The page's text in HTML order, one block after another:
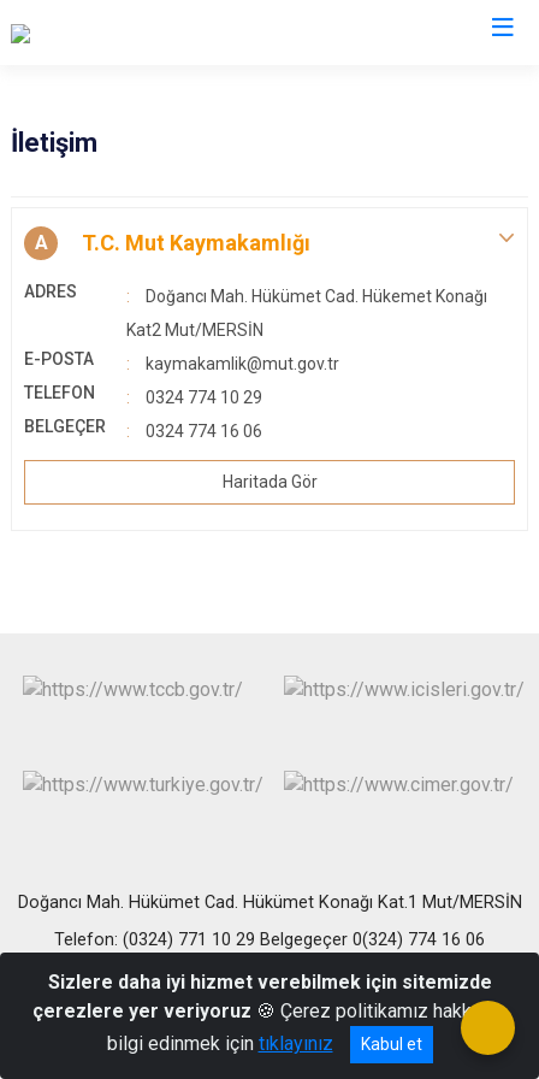
Aydıncık
Bozyazı
Çamlıyayla
Mut
Mezitli
Yenişehir
İletişim
A T.C. Mut Kaymakamlığı
ADRES
Doğancı Mah. Hükümet Cad. Hükemet Konağı
Kat2 Mut/MERSİN
E-POSTA
kaymakamlik@mut.gov.tr
TELEFON
0324 774 10 29
BELGEÇER
0324 774 16 06
Haritada Gör
Doğancı Mah. Hükümet Cad. Hükümet Konağı Kat.1 Mut/MERSİN
Telefon: (0324) 771 10 29 Belgegeçer 0(324) 774 16 06
Sizlere daha iyi hizmet verebilmek için sitemizde
çerezlere yer veriyoruz 🍪 Çerez politikamız hakkında
bilgi edinmek için tıklayınız Kabul et